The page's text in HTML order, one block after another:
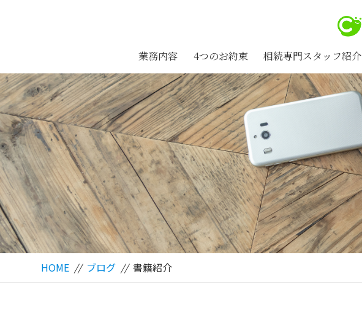
業務内容 4つのお約束 相続専門スタッフ紹介
HOME // ブログ // 書籍紹介